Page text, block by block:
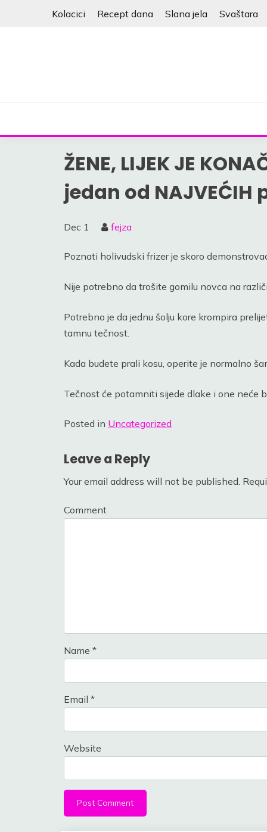
Kolacici Recept dana Slana jela Svaštara
ŽENE, LIJEK JE
jedan od
Dec 1 fejza
Poznati holivudski frizer je skoro
Nije potrebno da trošite gomilu novca na
Potrebno je da jednu šolju kore krompira
tamnu tečnost.
Kada budete prali kosu, operite je normalno
Tečnost će potamniti sijede dlake i one neće
Posted in Uncategorized
Leave a Reply
Your email address will not be published.
Comment
Name *
Email *
Website